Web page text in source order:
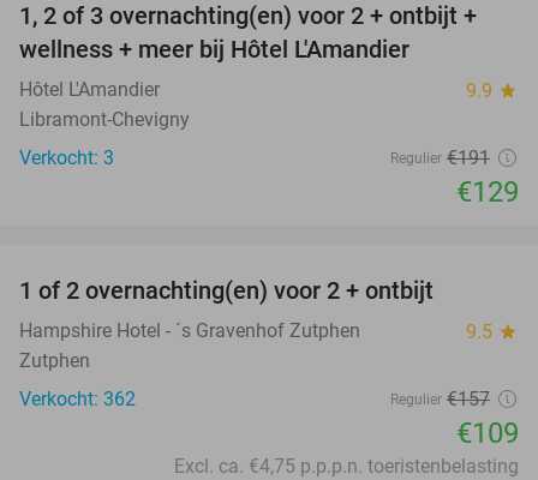
32%
TODAY
1, 2 of 3 overnachting(en) voor 2 + ontbijt +
wellness + meer bij Hôtel L'Amandier
Hôtel L'Amandier 9.9 star
Libramont-Chevigny
Verkocht: 3
Regulier €191
€129
1 of 2 overnachting(en) voor 2 + ontbijt
Hampshire Hotel - ´s Gravenhof Zutphen 9.5 star
Zutphen
Verkocht: 362
Regulier €157
€109
Excl. ca. €4,75 p.p.p.n. toeristenbelasting